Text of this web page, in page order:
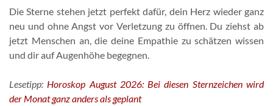
Die Sterne stehen jetzt perfekt dafür, dein Herz wieder ganz
neu und ohne Angst vor Verletzung zu öffnen. Du ziehst ab
jetzt Menschen an, die deine Empathie zu schätzen wissen
und dir auf Augenhöhe begegnen.
Lesetipp: Horoskop August 2026: Bei diesen Sternzeichen wird
der Monat ganz anders als geplant